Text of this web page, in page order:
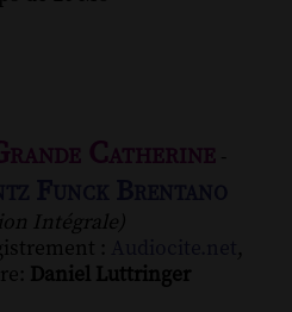
Catherine -
Intégrale)
:
,
Daniel Luttringer